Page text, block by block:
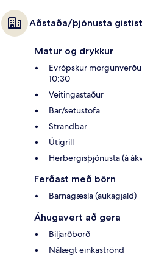
Aðstaða/þjónusta
Matur og drykkur
Evrópskur
10:30
Veitingastaður
Bar/setustofa
Strandbar
Útigrill
Herbergisþjónusta (á
Ferðast með börn
Barnagæsla (aukagjald)
Áhugavert að gera
Biljarðborð
Nálægt einkaströnd